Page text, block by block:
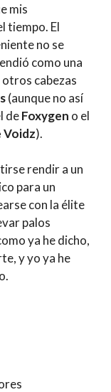
mis
tiempo. El
no se
como una
cabezas
(aunque no así
deFoxygen o el
Voidz).
rendir a un
para un
con la élite
palos
ya he dicho,
y yo ya he